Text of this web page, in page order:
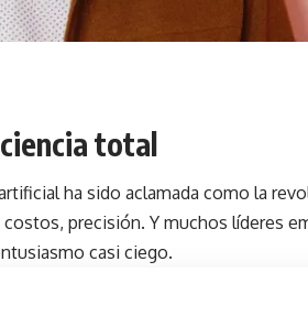
total
ha sido aclamada como la
precisión. Y muchos líderes
casi ciego.